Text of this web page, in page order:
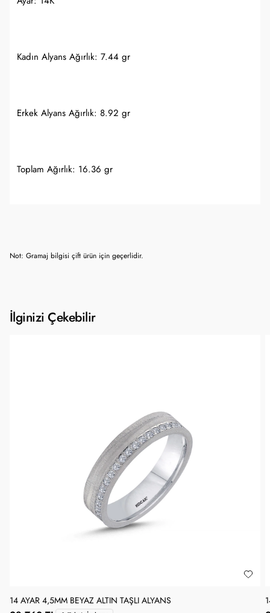
Kadın Alyans Ağırlık: 7.44 gr
Erkek Alyans Ağırlık: 8.92 gr
Toplam Ağırlık: 16.36 gr
Not: Gramaj bilgisi çift ürün için geçerlidir.
İlginizi Çekebilir
14 AYAR 4,5MM BEYAZ ALTIN TAŞLI ALYANS